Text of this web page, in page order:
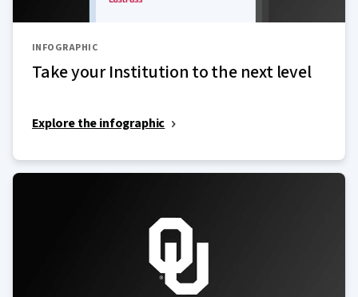
INFOGRAPHIC
Take your Institution to the next level
Explore the infographic